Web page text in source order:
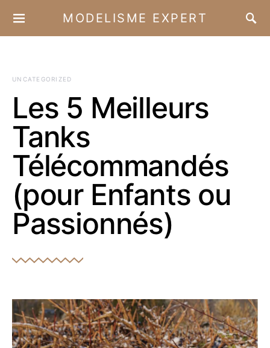
MODELISME EXPERT
UNCATEGORIZED
Les 5 Meilleurs
Tanks
Télécommandés
(pour Enfants ou
Passionnés)